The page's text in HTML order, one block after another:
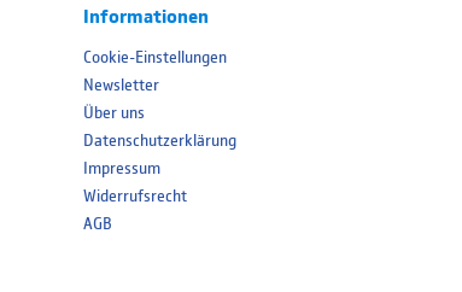
Informationen
Cookie-Einstellungen
Newsletter
Über uns
Datenschutzerklärung
Impressum
Widerrufsrecht
AGB